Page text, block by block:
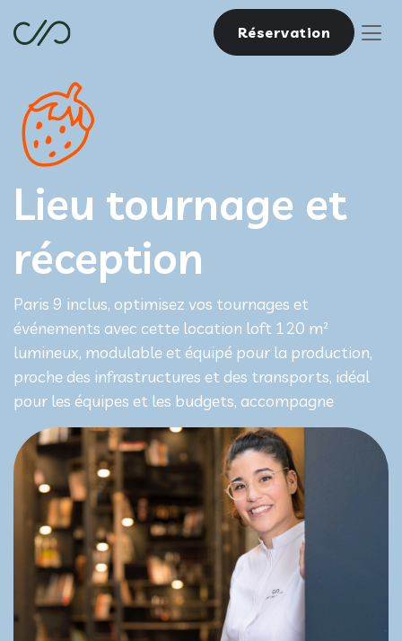
Réservation
Lieu tournage et
réception
Paris 9 inclus, optimisez vos tournages et
événements avec cette location loft 120 m²
lumineux, modulable et équipé pour la production,
proche des infrastructures et des transports, idéal
pour les équipes et les budgets, accompagne